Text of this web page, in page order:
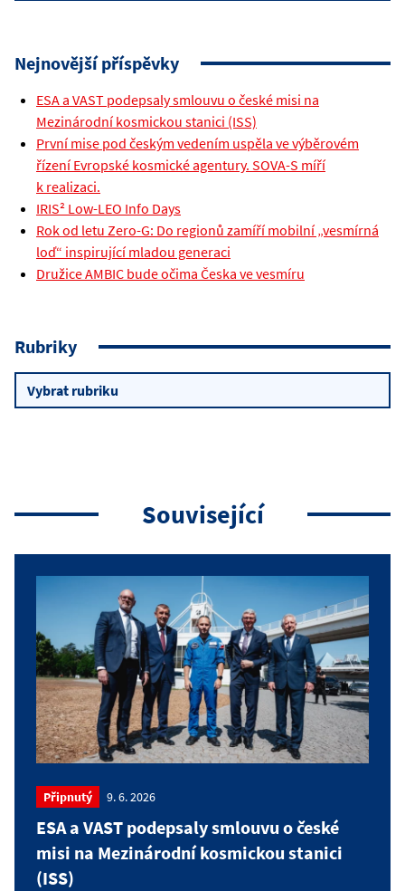
Nejnovější příspěvky
ESA a VAST podepsaly smlouvu o české misi na
Mezinárodní kosmickou stanici (ISS)
První mise pod českým vedením uspěla ve výběrovém
řízení Evropské kosmické agentury. SOVA-S míří
k realizaci.
IRIS² Low-LEO Info Days
Rok od letu Zero-G: Do regionů zamíří mobilní „vesmírná
loď“ inspirující mladou generaci
Družice AMBIC bude očima Česka ve vesmíru
Rubriky
Rubriky
Související
Připnutý 9. 6. 2026
ESA a VAST podepsaly smlouvu o české
misi na Mezinárodní kosmickou stanici
(ISS)